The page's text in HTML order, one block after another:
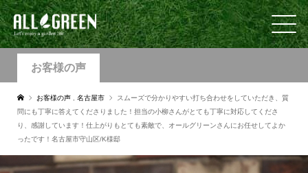
お客様の声
お客様の声 名古屋市
スムーズで分かりやすい打ち合わせをしていただき、質
問にも丁寧に答えてくださりました！担当の小柳さんがとても丁寧に対応してくださ
り、感謝しています！仕上がりもとても素敵で、オールグリーンさんにお任せしてよか
ったです！名古屋市守山区/K様邸